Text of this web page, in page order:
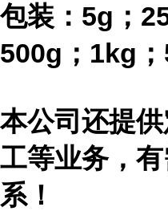
包装： 5g；
500g；1kg
本公司还提
工等业务，
系！